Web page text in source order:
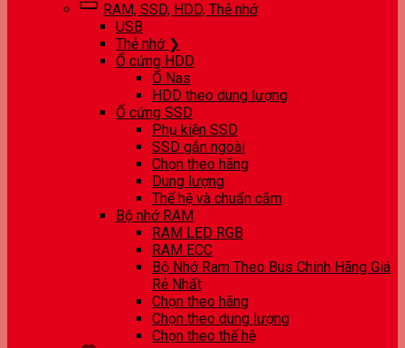
RAM, SSD, HDD, Thẻ nhớ
USB
Thẻ nhớ ❯
Ổ cứng HDD
Ổ Nas
HDD theo dung lượng
Ổ cứng SSD
Phụ kiện SSD
SSD gắn ngoài
Chọn theo hãng
Dung lượng
Thế hệ và chuẩn cắm
Bộ nhớ RAM
RAM LED RGB
RAM ECC
Bộ Nhớ Ram Theo Bus Chính Hãng Giá
Rẻ Nhất
Chọn theo hãng
Chọn theo dung lượng
Chọn theo thế hệ